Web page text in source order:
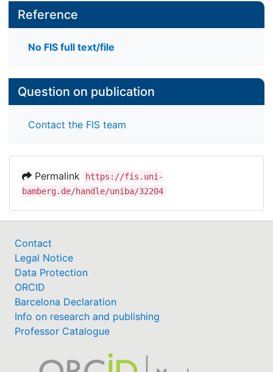
Reference
No FIS full text/file
Question on publication
Contact the FIS team
Permalink
https://fis.uni-
bamberg.de/handle/uniba/32204
Contact
Legal Notice
Data Protection
ORCID
Barcelona Declaration
Info on research and publishing
Professor Catalogue